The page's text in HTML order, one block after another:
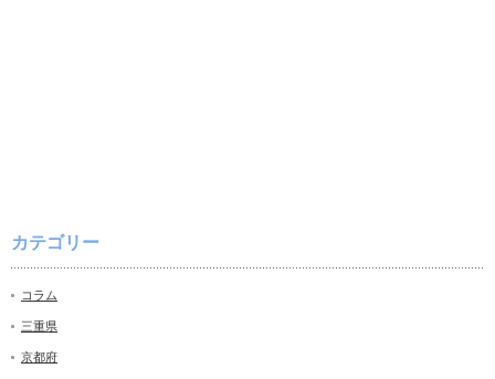
カテゴリー
コラム
三重県
京都府